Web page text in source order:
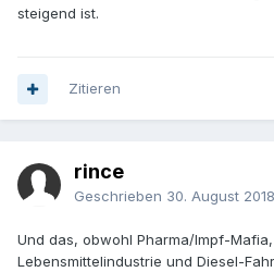
steigend ist.
Zitieren
rince
Geschrieben 30. August 2018
Und das, obwohl Pharma/Impf-
Lebensmittelindustrie und Diesel-